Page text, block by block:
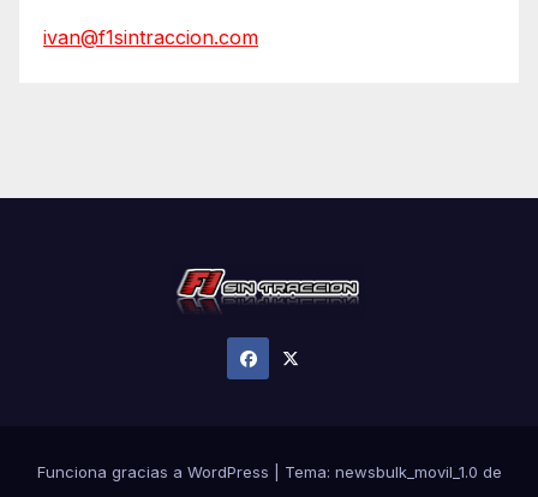
ivan@f1sintraccion.com
Funciona gracias a WordPress Tema: newsbulk_movil_1.0 de